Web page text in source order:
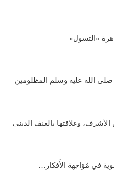
«التسول»
الله عليه وسلم المظلومين
وعلاقتها بالعنف الديني
في مُوَاجهة الأَفكار…